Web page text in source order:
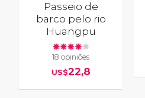
Passeio de
barco pelo rio
Huangpu
18 opiniões
US$22,8